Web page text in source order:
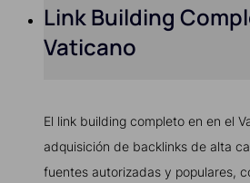
Link Building
Vaticano
El link building completo en en el
adquisición de backlinks de alta
fuentes autorizadas y populares,